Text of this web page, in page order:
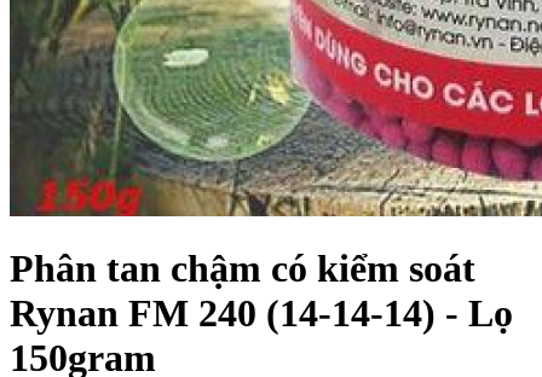
Phân tan chậm có kiểm soát
Rynan FM 240 (14-14-14) - Lọ
150gram